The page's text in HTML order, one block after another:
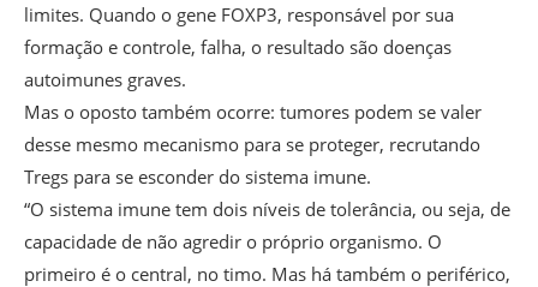
limites. Quando o gene FOXP3, responsável por sua
formação e controle, falha, o resultado são doenças
autoimunes graves.
Mas o oposto também ocorre: tumores podem se valer
desse mesmo mecanismo para se proteger, recrutando
Tregs para se esconder do sistema imune.
“O sistema imune tem dois níveis de tolerância, ou seja, de
capacidade de não agredir o próprio organismo. O
primeiro é o central, no timo. Mas há também o periférico,